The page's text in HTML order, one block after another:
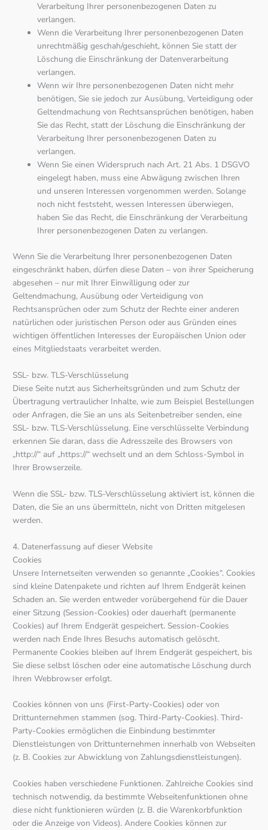
Verarbeitung Ihrer personenbezogenen Daten zu
verlangen.
Wenn die Verarbeitung Ihrer personenbezogenen Daten
unrechtmäßig geschah/geschieht, können Sie statt der
Löschung die Einschränkung der Datenverarbeitung
verlangen.
Wenn wir Ihre personenbezogenen Daten nicht mehr
benötigen, Sie sie jedoch zur Ausübung, Verteidigung oder
Geltendmachung von Rechtsansprüchen benötigen, haben
Sie das Recht, statt der Löschung die Einschränkung der
Verarbeitung Ihrer personenbezogenen Daten zu
verlangen.
Wenn Sie einen Widerspruch nach Art. 21 Abs. 1 DSGVO
eingelegt haben, muss eine Abwägung zwischen Ihren
und unseren Interessen vorgenommen werden. Solange
noch nicht feststeht, wessen Interessen überwiegen,
haben Sie das Recht, die Einschränkung der Verarbeitung
Ihrer personenbezogenen Daten zu verlangen.
Wenn Sie die Verarbeitung Ihrer personenbezogenen Daten
eingeschränkt haben, dürfen diese Daten – von ihrer Speicherung
abgesehen – nur mit Ihrer Einwilligung oder zur
Geltendmachung, Ausübung oder Verteidigung von
Rechtsansprüchen oder zum Schutz der Rechte einer anderen
natürlichen oder juristischen Person oder aus Gründen eines
wichtigen öffentlichen Interesses der Europäischen Union oder
eines Mitgliedstaats verarbeitet werden.
SSL- bzw. TLS-Verschlüsselung
Diese Seite nutzt aus Sicherheitsgründen und zum Schutz der
Übertragung vertraulicher Inhalte, wie zum Beispiel Bestellungen
oder Anfragen, die Sie an uns als Seitenbetreiber senden, eine
SSL- bzw. TLS-Verschlüsselung. Eine verschlüsselte Verbindung
erkennen Sie daran, dass die Adresszeile des Browsers von
„http://“ auf „https://“ wechselt und an dem Schloss-Symbol in
Ihrer Browserzeile.
Wenn die SSL- bzw. TLS-Verschlüsselung aktiviert ist, können die
Daten, die Sie an uns übermitteln, nicht von Dritten mitgelesen
werden.
4. Datenerfassung auf dieser Website
Cookies
Unsere Internetseiten verwenden so genannte „Cookies“. Cookies
sind kleine Datenpakete und richten auf Ihrem Endgerät keinen
Schaden an. Sie werden entweder vorübergehend für die Dauer
einer Sitzung (Session-Cookies) oder dauerhaft (permanente
Cookies) auf Ihrem Endgerät gespeichert. Session-Cookies
werden nach Ende Ihres Besuchs automatisch gelöscht.
Permanente Cookies bleiben auf Ihrem Endgerät gespeichert, bis
Sie diese selbst löschen oder eine automatische Löschung durch
Ihren Webbrowser erfolgt.
Cookies können von uns (First-Party-Cookies) oder von
Drittunternehmen stammen (sog. Third-Party-Cookies). Third-
Party-Cookies ermöglichen die Einbindung bestimmter
Dienstleistungen von Drittunternehmen innerhalb von Webseiten
(z. B. Cookies zur Abwicklung von Zahlungsdienstleistungen).
Cookies haben verschiedene Funktionen. Zahlreiche Cookies sind
technisch notwendig, da bestimmte Webseitenfunktionen ohne
diese nicht funktionieren würden (z. B. die Warenkorbfunktion
oder die Anzeige von Videos). Andere Cookies können zur